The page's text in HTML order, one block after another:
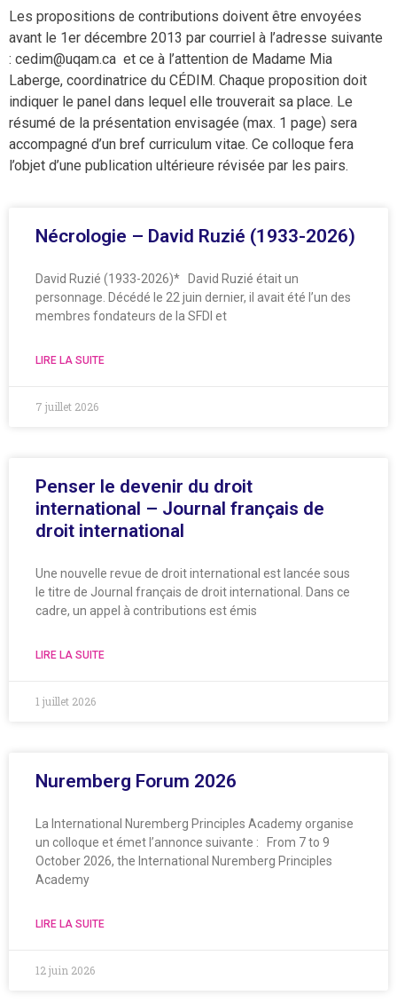
Les propositions de contributions doivent être envoyées
avant le 1er décembre 2013 par courriel à l’adresse suivante
: cedim@uqam.ca et ce à l’attention de Madame Mia
Laberge, coordinatrice du CÉDIM. Chaque proposition doit
indiquer le panel dans lequel elle trouverait sa place. Le
résumé de la présentation envisagée (max. 1 page) sera
accompagné d’un bref curriculum vitae. Ce colloque fera
l’objet d’une publication ultérieure révisée par les pairs.
Nécrologie – David Ruzié (1933-2026)
David Ruzié (1933-2026)* David Ruzié était un
personnage. Décédé le 22 juin dernier, il avait été l’un des
membres fondateurs de la SFDI et
LIRE LA SUITE
7 juillet 2026
Penser le devenir du droit
international – Journal français de
droit international
Une nouvelle revue de droit international est lancée sous
le titre de Journal français de droit international. Dans ce
cadre, un appel à contributions est émis
LIRE LA SUITE
1 juillet 2026
Nuremberg Forum 2026
La International Nuremberg Principles Academy organise
un colloque et émet l’annonce suivante : From 7 to 9
October 2026, the International Nuremberg Principles
Academy
LIRE LA SUITE
12 juin 2026